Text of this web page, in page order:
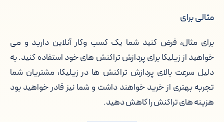
خرید زیلیکا (Zilliqa) و مقایسه آن با بیت
کوین, اتریوم و تتر
مثالی برای
برای مثال، فرض کنید شما یک کسب وکار آنلاین دارید و می
خواهید از زیلیکا برای پردازش تراکنش های خود استفاده کنید. به
دلیل سرعت بالای پردازش تراکنش ها در زیلیکا، مشتریان شما
تجربه بهتری از خرید خواهند داشت و شما نیز قادر خواهید بود
هزینه های تراکنش را کاهش دهید.